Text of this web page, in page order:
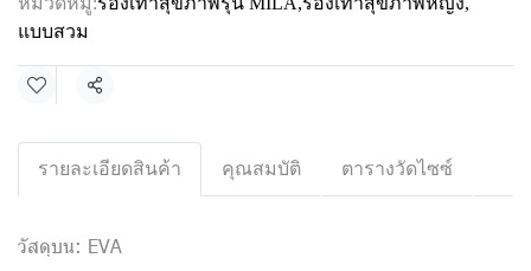
แบบสวม
แชร์
รายละเอียดสินค้า คุณสมบัติ ตารางวัดไซซ์
วัสดุบน: EVA